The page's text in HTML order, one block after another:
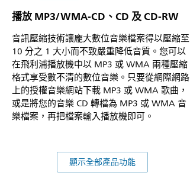
播放 MP3/WMA-CD、CD 及 CD-RW
音訊壓縮技術讓龐大數位音樂檔案得以壓縮至
10 分之 1 大小而不致嚴重降低音質。您可以
在飛利浦播放機中以 MP3 或 WMA 兩種壓縮
格式享受數不清的數位音樂。只要從網際網路
上的授權音樂網站下載 MP3 或 WMA 歌曲，
或是將您的音樂 CD 轉檔為 MP3 或 WMA 音
樂檔案，再把檔案輸入播放機即可。
顯示全部產品功能